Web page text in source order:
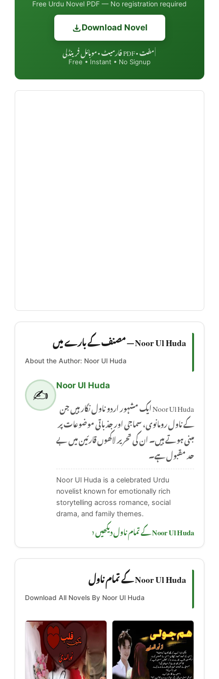
Free Urdu Novel PDF — No registration required
Download Novel
مفت • PDF فارمیٹ • موبائل فرینڈلی
Free • Instant • No Signup
Noor Ul Huda — مصنف کے بارے میں
About the Author: Noor Ul Huda
✍️
Noor Ul Huda
Noor Ul Huda ایک مشہور اردو ناول نگار ہیں جن
کے ناول رومانوی، سماجی اور جذباتی موضوعات پر
مبنی ہوتے ہیں۔ ان کی تحریر لاکھوں قارئین میں بے
حد مقبول ہے۔
Noor Ul Huda is a celebrated Urdu
novelist known for emotionally rich
storytelling across romance, social
drama, and family themes.
Noor Ul Huda کے تمام ناول دیکھیں ‹
Noor Ul Huda کے تمام ناول
Download All Novels By Noor Ul Huda